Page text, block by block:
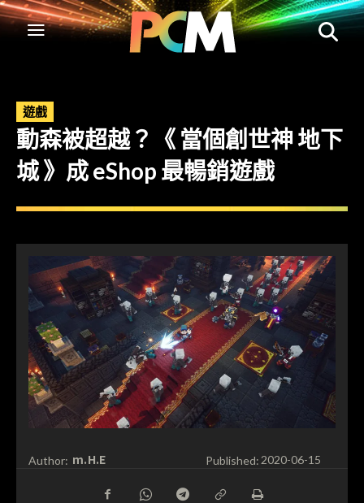
遊戲
動森被超越？《 當個創世神 地下
城 》成 eShop 最暢銷遊戲
Author: m.H.E Published:2020-06-15